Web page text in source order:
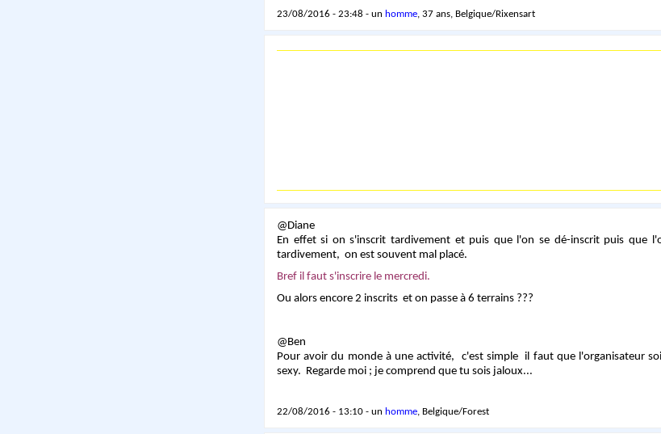
23/08/2016 - 23:48 - un homme, 37 ans, Belgique/Rixensart
@Diane
En effet si on s'inscrit tardivement et puis que l'on se dé-inscrit puis que
tardivement, on est souvent mal placé.
Bref il faut s'inscrire le mercredi.
Ou alors encore 2 inscrits et on passe à 6 terrains ???
@Ben
Pour avoir du monde à une activité, c'est simple il faut que l'organisateur
sexy. Regarde moi ; je comprend que tu sois jaloux...
22/08/2016 - 13:10 - un homme, Belgique/Forest